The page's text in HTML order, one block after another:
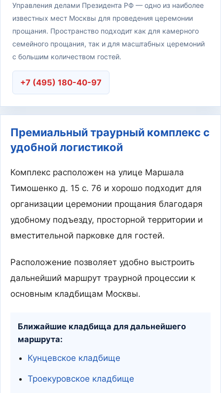
Управления делами Президента РФ — одно из наиболее
известных мест Москвы для проведения церемонии
прощания. Пространство подходит как для камерного
семейного прощания, так и для масштабных церемоний
с большим количеством гостей.
+7 (495) 180-40-97
Премиальный траурный комплекс с
удобной логистикой
Комплекс расположен на улице Маршала
Тимошенко д. 15 с. 76 и хорошо подходит для
организации церемонии прощания благодаря
удобному подъезду, просторной территории и
вместительной парковке для гостей.
Расположение позволяет удобно выстроить
дальнейший маршрут траурной процессии к
основным кладбищам Москвы.
Ближайшие кладбища для дальнейшего
маршрута:
Кунцевское кладбище
Троекуровское кладбище